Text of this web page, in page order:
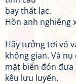
bay thất lạc.
Hồn anh nghiêng
Hãy tưởng tới vô
không gian. Và
mặt biển đón đưa
kêu lưu luyến.